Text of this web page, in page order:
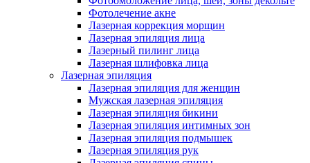
Фотолечение акне
Лазерная коррекция морщин
Лазерная эпиляция лица
Лазерный пилинг лица
Лазерная шлифовка лица
Лазерная эпиляция
Лазерная эпиляция для женщин
Мужская лазерная эпиляция
Лазерная эпиляция бикини
Лазерная эпиляция интимных зон
Лазерная эпиляция подмышек
Лазерная эпиляция рук